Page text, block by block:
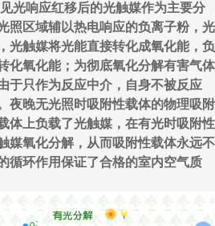
响应红移后的光触媒作为主要分
照区域辅以热电响应的负离子粉，光
光触媒将光能直接转化成氧化能，负
化氧化能；为彻底氧化分解有害气体
于只作为反应中介，自身不被反应
夜晚无光照时吸附性载体的物理吸附
体上负载了光触媒，在有光时吸附性
媒氧化分解，从而吸附性载体永远不
循环作用保证了合格的室内空气质